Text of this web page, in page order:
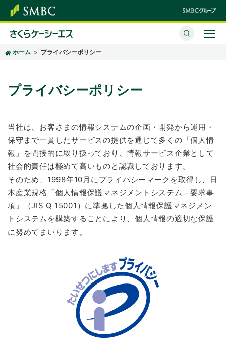
ホーム プライバシーポリシー
プライバシーポリシー
当社は、お客さまの情報システムの企画・開発から運用・
保守まで一貫したサービスの提供を通じて多くの「個人情
報」を間接的に取り扱っており、情報サービス企業として
社会的責任は極めて高いものと認識しております。
そのため、1998年10月にプライバシーマークを取得し、日
本産業規格「個人情報保護マネジメントシステム－要求事
項」（JIS Q 15001）に準拠した個人情報保護マネジメン
トシステムを構築することにより、個人情報の適切な保護
に努めてまいります。
さくらケーシーエスとは
株主・投資家情報
サステナビリティ
企業情報
採用情報